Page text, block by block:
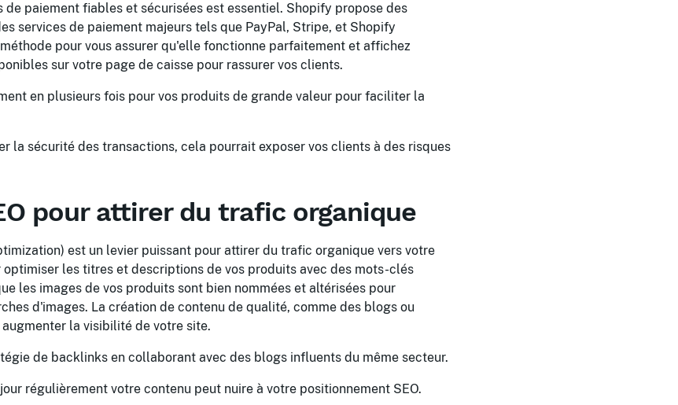
de paiement fiables et sécurisées est essentiel. Shopify propose des
services de paiement majeurs tels que PayPal, Stripe, et Shopify
pour vous assurer qu'elle fonctionne parfaitement et affichez
sur votre page de caisse pour rassurer vos clients.
en plusieurs fois pour vos produits de grande valeur pour faciliter la
la sécurité des transactions, cela pourrait exposer vos clients à des risques
pour attirer du trafic organique
est un levier puissant pour attirer du trafic organique vers votre
optimiser les titres et descriptions de vos produits avec des mots-clés
les images de vos produits sont bien nommées et altérisées pour
d'images. La création de contenu de qualité, comme des blogs ou
la visibilité de votre site.
de backlinks en collaborant avec des blogs influents du même secteur.
régulièrement votre contenu peut nuire à votre positionnement SEO.